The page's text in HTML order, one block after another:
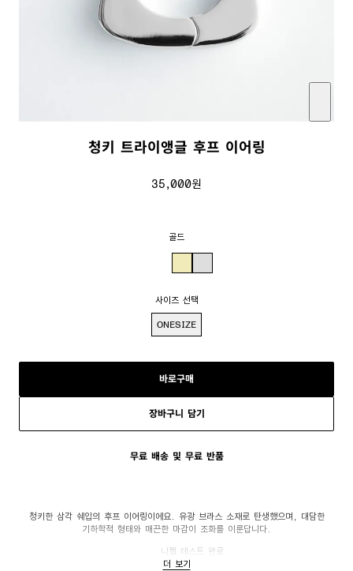
청키 트라이앵글 후프 이어링
판
35,000원
골드
사이즈 선택
ONESIZE
바로구매
장바구니 담기
무료 배송 및 무료 반품
청키한 삼각 쉐입의 후프 이어링이에요. 유광 브라스 소재로 탄생했으며, 대담한
기하학적 형태와 매끈한 마감이 조화를 이룬답니다.
니켈 테스트 완료
힌지 클로저
더 보기